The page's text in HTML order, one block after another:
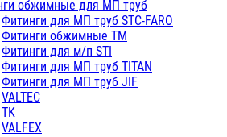
обжимные для МП труб
Фитинги для МП труб STC-FARO
Фитинги обжимные ТМ
Фитинги для м/п STI
Фитинги для МП труб TITAN
Фитинги для МП труб JIF
VALTEC
TK
VALFEX